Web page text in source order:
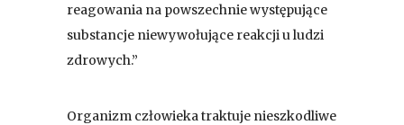
reagowania na powszechnie występujące
substancje niewywołujące reakcji u ludzi
zdrowych.”
Organizm człowieka traktuje nieszkodliwe